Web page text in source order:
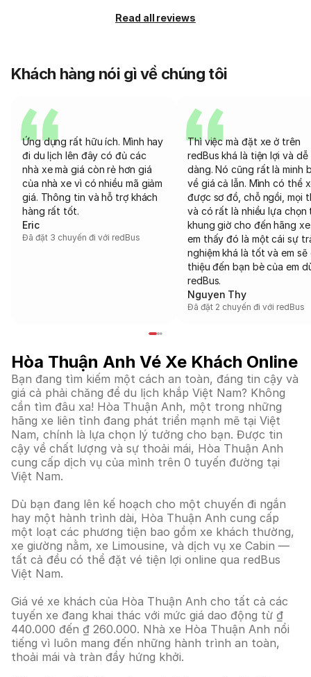
Read all reviews
Khách hàng nói gì về chúng tôi
Ứng dụng rất hữu ích. Mình hay
đi du lịch lên đây có đủ các
nhà xe mà giá còn rẻ hơn giá
của nhà xe vì có nhiều mã giảm
giá. Thông tin và hỗ trợ khách
hàng rất tốt.
Eric
Đã đặt 3 chuyến đi với redBus
Thì việc mà đặt xe ở trên
redBus khá là tiện lợi và dễ
dàng. Nó cũng rất là minh
về giá cả lẫn. Mình có thể
được sơ đồ, chỗ ngồi, mọi
và có rất là nhiều lựa chọn
khung giờ cho đến hãng
em thấy đó là một cái sự
nghiệm khá là tốt và em sẽ
thiệu đến bạn bè của em
redBus.
Nguyen Thy
Đã đặt 2 chuyến đi với redBus
Hòa Thuận Anh Vé Xe Khách Online
Bạn đang tìm kiếm một cách an toàn, đáng tin cậy và
giá cả phải chăng để du lịch khắp Việt Nam? Không
cần tìm đâu xa! Hòa Thuận Anh, một trong những
hãng xe liên tỉnh đang phát triển mạnh mẽ tại Việt
Nam, chính là lựa chọn lý tưởng cho bạn. Được tin
cậy về chất lượng và sự thoải mái, Hòa Thuận Anh
cung cấp dịch vụ của mình trên 0 tuyến đường tại
Việt Nam.
Dù bạn đang lên kế hoạch cho một chuyến đi ngắn
hay một hành trình dài, Hòa Thuận Anh cung cấp
một loạt các phương tiện bao gồm xe khách thường,
xe giường nằm, xe Limousine, và dịch vụ xe Cabin —
tất cả đều có thể đặt vé tiện lợi online qua redBus
Việt Nam.
Giá vé xe khách của Hòa Thuận Anh cho tất cả các
tuyến xe đang khai thác với mức giá dao động từ ₫
440.000 đến ₫ 260.000. Nhà xe Hòa Thuận Anh nổi
tiếng vì luôn mang đến những hành trình an toàn,
thoải mái và tràn đầy hứng khởi.